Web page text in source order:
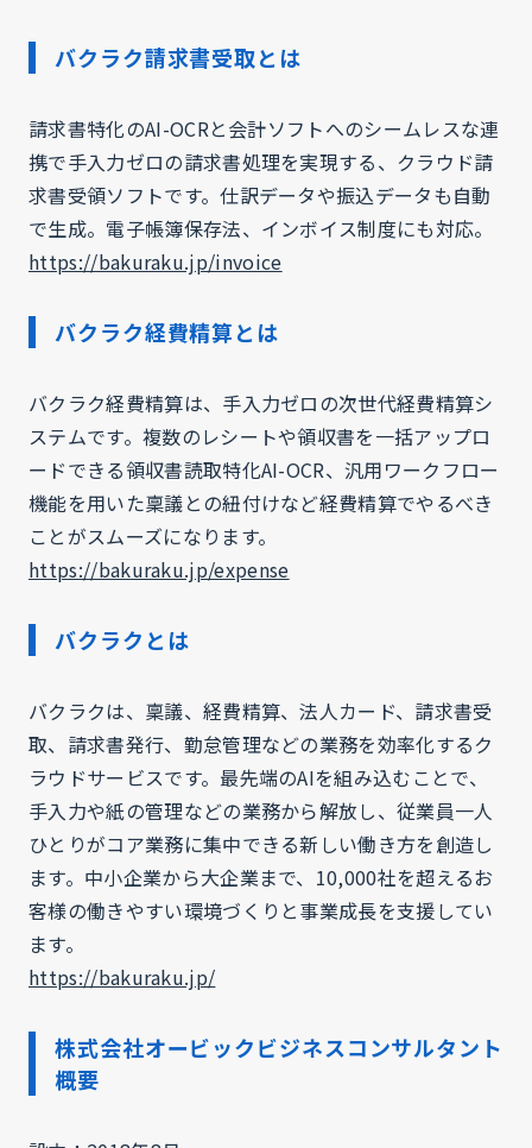
バクラク請求書受取とは
請求書特化のAI-OCRと会計ソフトへのシームレスな連
携で手入力ゼロの請求書処理を実現する、クラウド請
求書受領ソフトです。仕訳データや振込データも自動
で生成。電子帳簿保存法、インボイス制度にも対応。
https://bakuraku.jp/invoice
バクラク経費精算とは
バクラク経費精算は、手入力ゼロの次世代経費精算シ
ステムです。複数のレシートや領収書を一括アップロ
ードできる領収書読取特化AI-OCR、汎用ワークフロー
機能を用いた稟議との紐付けなど経費精算でやるべき
ことがスムーズになります。
https://bakuraku.jp/expense
バクラクとは
バクラクは、稟議、経費精算、法人カード、請求書受
取、請求書発行、勤怠管理などの業務を効率化するク
ラウドサービスです。最先端のAIを組み込むことで、
手入力や紙の管理などの業務から解放し、従業員一人
ひとりがコア業務に集中できる新しい働き方を創造し
ます。中小企業から大企業まで、10,000社を超えるお
客様の働きやすい環境づくりと事業成長を支援してい
ます。
https://bakuraku.jp/
株式会社オービックビジネスコンサルタント
概要